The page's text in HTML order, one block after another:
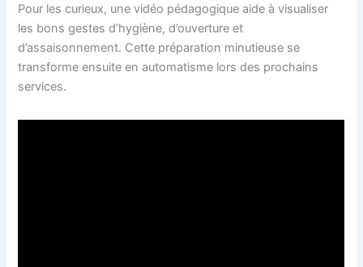
Pour les curieux, une vidéo pédagogique aide à visualiser
les bons gestes d’hygiène, d’ouverture et
d’assaisonnement. Cette préparation minutieuse se
transforme ensuite en automatisme lors des prochains
services.